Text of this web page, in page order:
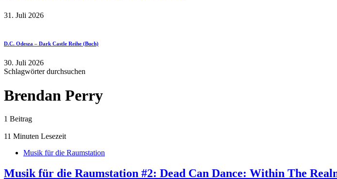
31. Juli 2026
D.C. Odesza – Dark Castle Reihe (Buch)
30. Juli 2026
Schlagwörter durchsuchen
Brendan Perry
1 Beitrag
11 Minuten Lesezeit
Musik für die Raumstation
Musik für die Raumstation #2: Dead Can Dance: Within The